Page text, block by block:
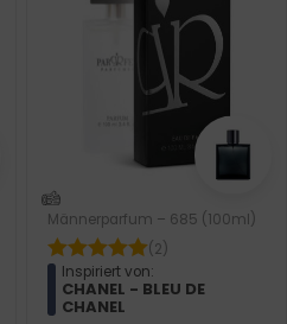
Männerparfum – 685 (100ml)
(2)
Inspiriert von:
CHANEL - BLEU DE
CHANEL